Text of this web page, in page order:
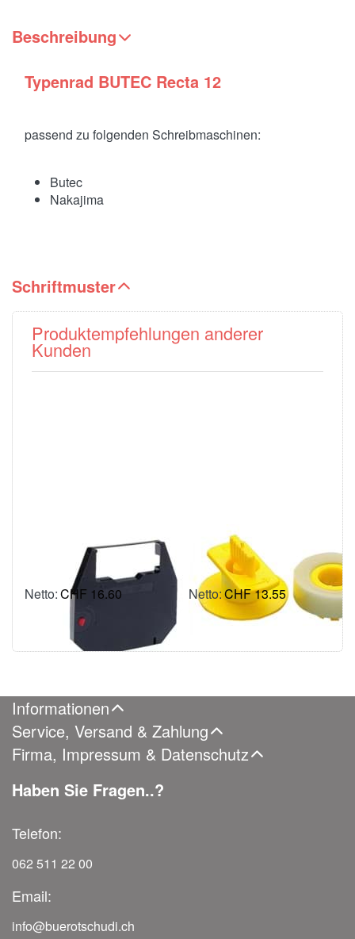
Beschreibung
Typenrad BUTEC Recta 12
passend zu folgenden Schreibmaschinen:
Butec
Nakajima
Schriftmuster
Produktempfehlungen anderer
Kunden
Farbband Gr.
CHF 16.60
inkl. MWSt.: CHF 17.94
Korrekturband Gr.
143
CHF 13.55
inkl. MWSt.: CHF 14.65
Informationen
Service, Versand & Zahlung
Firma, Impressum & Datenschutz
Haben Sie Fragen..?
Telefon:
062 511 22 00
Email:
info@buerotschudi.ch